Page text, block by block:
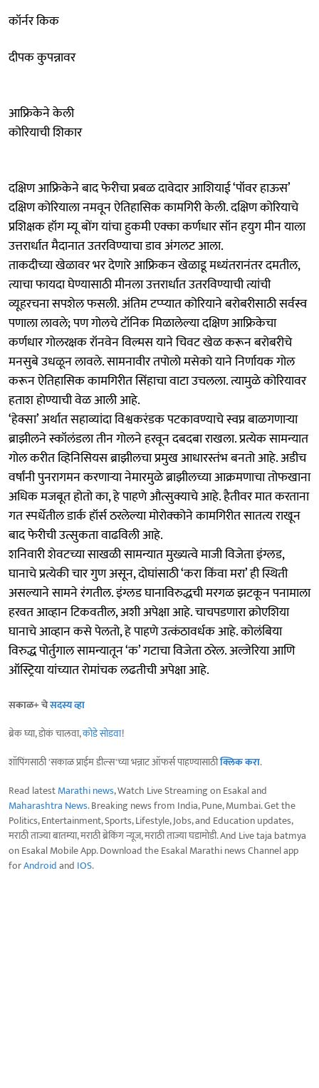
कॉर्नर किक
दीपक कुपन्नावर
आफ्रिकेने केली
कोरियाची शिकार
दक्षिण आफ्रिकेने बाद फेरीचा प्रबळ दावेदार आशियाई ‘पॉवर हाऊस’
दक्षिण कोरियाला नमवून ऐतिहासिक कामगिरी केली. दक्षिण कोरियाचे
प्रशिक्षक हॉग म्यू बोंग यांचा हुकमी एक्का कर्णधार सॉन हयुग मीन याला
उत्तरार्धात मैदानात उतरविण्याचा डाव अंगलट आला.
ताकदीच्या खेळावर भर देणारे आफ्रिकन खेळाडू मध्यंतरानंतर दमतील,
त्याचा फायदा घेण्यासाठी मीनला उत्तरार्धात उतरविण्याची त्यांची
व्यूहरचना सपशेल फसली. अंतिम टप्प्यात कोरियाने बरोबरीसाठी सर्वस्व
पणाला लावले; पण गोलचे टॉनिक मिळालेल्या दक्षिण आफ्रिकेचा
कर्णधार गोलरक्षक रॉनवेन विल्मस याने चिवट खेळ करून बरोबरीचे
मनसुबे उधळून लावले. सामनावीर तपोलो मसेको याने निर्णायक गोल
करून ऐतिहासिक कामगिरीत सिंहाचा वाटा उचलला. त्यामुळे कोरियावर
हताश होण्याची वेळ आली आहे.
‘हेक्सा’ अर्थात सहाव्यांदा विश्वकरंडक पटकावण्याचे स्वप्न बाळगणाऱ्या
ब्राझीलने स्कॉलंडला तीन गोलने हरवून दबदबा राखला. प्रत्येक सामन्यात
गोल करीत व्हिनिसियस ब्राझीलचा प्रमुख आधारस्तंभ बनतो आहे. अडीच
वर्षांनी पुनरागमन करणाऱ्या नेमारमुळे ब्राझीलच्या आक्रमणाचा तोफखाना
अधिक मजबूत होतो का, हे पाहणे औत्सुक्याचे आहे. हैतीवर मात करताना
गत स्पर्धेतील डार्क हॉर्स ठरलेल्या मोरोक्कोने कामगिरीत सातत्य राखून
बाद फेरीची उत्सुकता वाढविली आहे.
शनिवारी शेवटच्या साखळी सामन्यात मुख्यत्वे माजी विजेता इंग्लड,
घानाचे प्रत्येकी चार गुण असून, दोघांसाठी ‘करा किंवा मरा’ ही स्थिती
असल्याने सामने रंगतील. इंग्लड घानाविरुद्धची मरगळ झटकून पनामाला
हरवत आव्हान टिकवतील, अशी अपेक्षा आहे. चाचपडणारा क्रोएशिया
घानाचे आव्हान कसे पेलतो, हे पाहणे उत्कंठावर्धक आहे. कोलंबिया
विरुद्ध पोर्तुगाल सामन्यातून ‘क’ गटाचा विजेता ठरेल. अल्जेरिया आणि
ऑस्ट्रिया यांच्यात रोमांचक लढतीची अपेक्षा आहे.
सकाळ+ चेसदस्य व्हा
ब्रेक घ्या, डोकं चालवा,कोडे सोडवा!
शॉपिंगसाठी 'सकाळ प्राईम डील्स'च्या भन्नाट ऑफर्स पाहण्यासाठीक्लिक करा.
Read latestMarathi news, Watch Live Streaming on Esakal and
Maharashtra News. Breaking news from India, Pune, Mumbai. Get the
Politics, Entertainment, Sports, Lifestyle, Jobs, and Education updates,
मराठी ताज्या बातम्या, मराठी ब्रेकिंग न्यूज, मराठी ताज्या घडामोडी. And Live taja batmya
on Esakal Mobile App. Download the Esakal Marathi news Channel app
forAndroidand IOS.